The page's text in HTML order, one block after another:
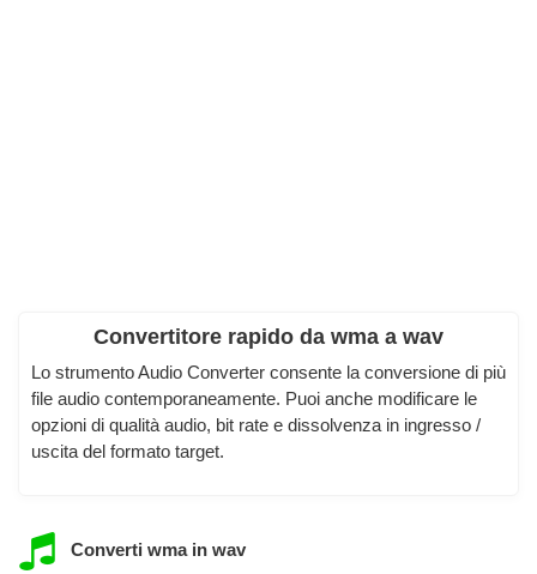
Convertitore rapido da wma a wav
Lo strumento Audio Converter consente la conversione di più
file audio contemporaneamente. Puoi anche modificare le
opzioni di qualità audio, bit rate e dissolvenza in ingresso /
uscita del formato target.
Converti wma in wav